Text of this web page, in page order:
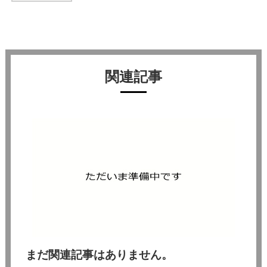
関連記事
まだ関連記事はありません。